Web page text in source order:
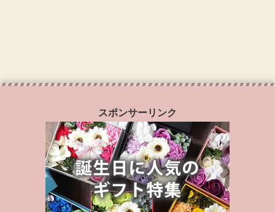
スポンサーリンク